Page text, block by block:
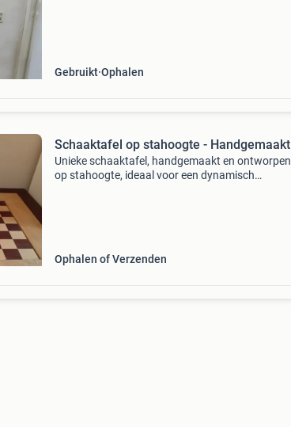
Gebruikt Ophalen
Schaaktafel op stahoogte - Handgemaakt
Unieke schaaktafel, handgemaakt en ontworpen
op stahoogte, ideaal voor een dynamisch
Ophalen of Verzenden